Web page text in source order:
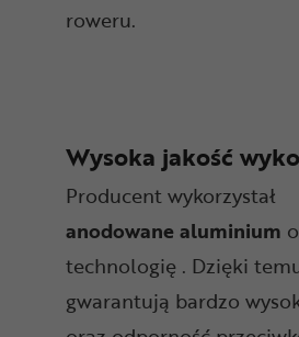
roweru.
Wysoka jakość
Producent wykorzystał
anodowanealuminium
technologię . Dzięki
gwarantują bardzo